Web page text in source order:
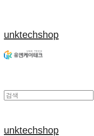
unktechshop
unktechshop